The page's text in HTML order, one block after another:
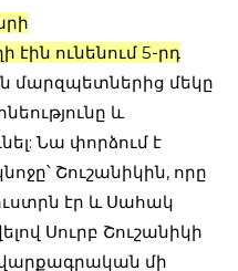
էին ունենում 5-րդ
մարզպետներից մեկը
և
Նա փորձում է
Շուշանիկին, որը
էր և Սահակ
Սուրբ Շուշանիկի
մի